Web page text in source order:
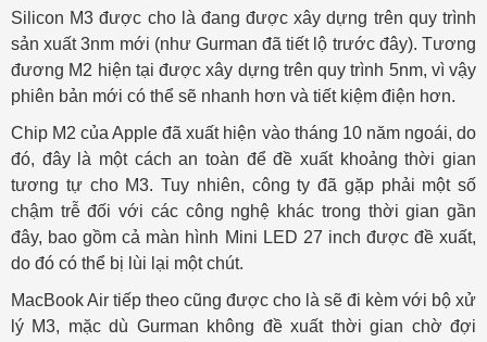
Silicon M3 được cho là đang được xây dựng trên quy trình
sản xuất 3nm mới (như Gurman đã tiết lộ trước đây). Tương
đương M2 hiện tại được xây dựng trên quy trình 5nm, vì vậy
phiên bản mới có thể sẽ nhanh hơn và tiết kiệm điện hơn.
Chip M2 của Apple đã xuất hiện vào tháng 10 năm ngoái, do
đó, đây là một cách an toàn để đề xuất khoảng thời gian
tương tự cho M3. Tuy nhiên, công ty đã gặp phải một số
chậm trễ đối với các công nghệ khác trong thời gian gần
đây, bao gồm cả màn hình Mini LED 27 inch được đề xuất,
do đó có thể bị lùi lại một chút.
MacBook Air tiếp theo cũng được cho là sẽ đi kèm với bộ xử
lý M3, mặc dù Gurman không đề xuất thời gian chờ đợi